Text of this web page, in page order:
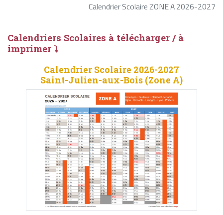
Calendrier Scolaire ZONE A 2026-2027
Calendriers Scolaires à télécharger / à
imprimer ⤵
Calendrier Scolaire 2026-2027
Saint-Julien-aux-Bois (Zone A)